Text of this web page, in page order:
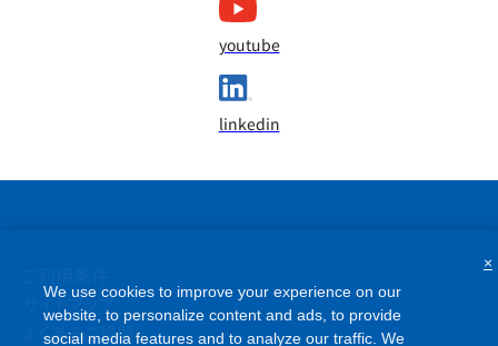
youtube
linkedin
サイトマップ
よくあるご質問
We use cookies to improve your experience on our
website, to personalize content and ads, to provide
social media features and to analyze our traffic. We
×